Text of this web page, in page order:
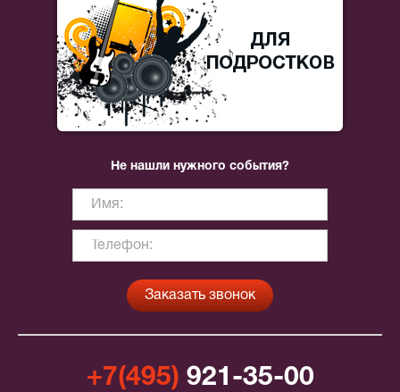
Не нашли нужного события?
+7(495) 921-35-00